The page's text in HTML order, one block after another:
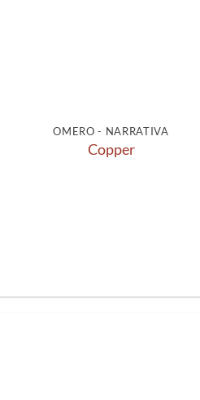
OMERO - NARRATIVA
Copper